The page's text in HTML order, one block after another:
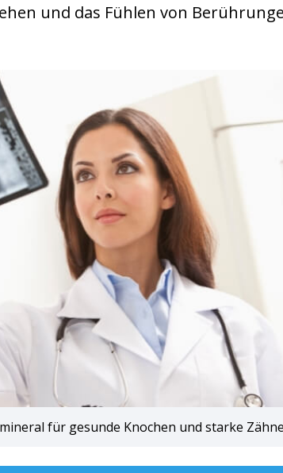
und das Fühlen von
für gesunde Knochen und starke